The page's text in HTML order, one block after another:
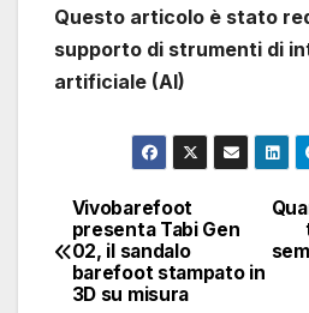
Questo articolo è stato
supporto di strumenti di
artificiale (AI)
Navigazione
articoli
Vivobarefoot
presenta Tabi Gen
02, il sandalo
barefoot stampato in
3D su misura